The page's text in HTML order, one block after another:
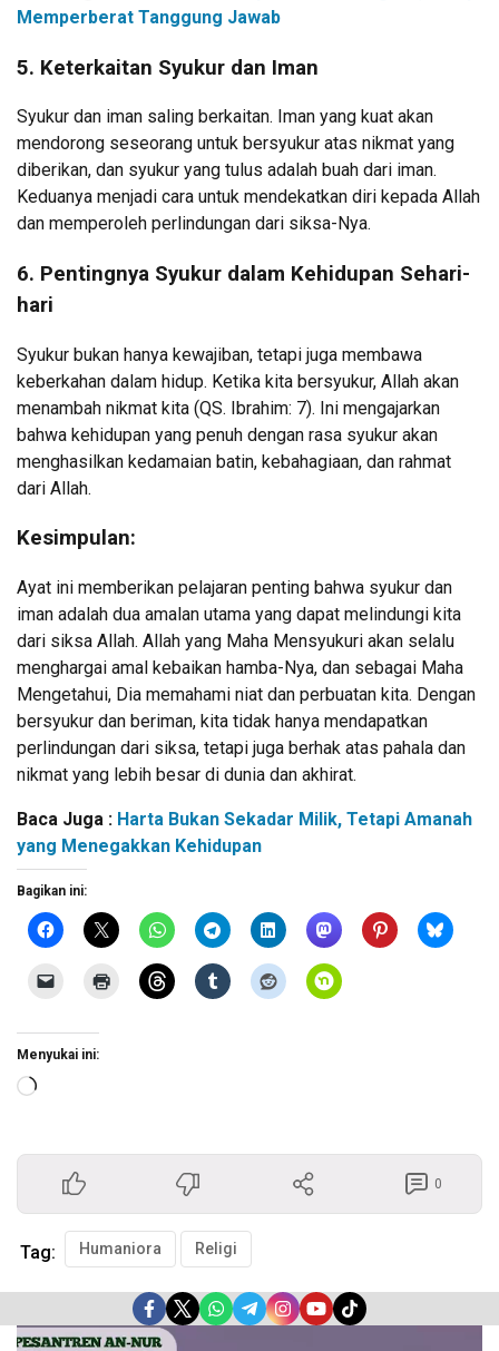
Memperberat Tanggung Jawab
5. Keterkaitan Syukur dan Iman
Syukur dan iman saling berkaitan. Iman yang kuat akan
mendorong seseorang untuk bersyukur atas nikmat yang
diberikan, dan syukur yang tulus adalah buah dari iman.
Keduanya menjadi cara untuk mendekatkan diri kepada Allah
dan memperoleh perlindungan dari siksa-Nya.
6. Pentingnya Syukur dalam Kehidupan Sehari-
hari
Syukur bukan hanya kewajiban, tetapi juga membawa
keberkahan dalam hidup. Ketika kita bersyukur, Allah akan
menambah nikmat kita (QS. Ibrahim: 7). Ini mengajarkan
bahwa kehidupan yang penuh dengan rasa syukur akan
menghasilkan kedamaian batin, kebahagiaan, dan rahmat
dari Allah.
Kesimpulan:
Ayat ini memberikan pelajaran penting bahwa syukur dan
iman adalah dua amalan utama yang dapat melindungi kita
dari siksa Allah. Allah yang Maha Mensyukuri akan selalu
menghargai amal kebaikan hamba-Nya, dan sebagai Maha
Mengetahui, Dia memahami niat dan perbuatan kita. Dengan
bersyukur dan beriman, kita tidak hanya mendapatkan
perlindungan dari siksa, tetapi juga berhak atas pahala dan
nikmat yang lebih besar di dunia dan akhirat.
Baca Juga : Harta Bukan Sekadar Milik, Tetapi Amanah
yang Menegakkan Kehidupan
Bagikan ini:
Menyukai ini:
Memuat...
0
Tag: Humaniora Religi
Pemutar